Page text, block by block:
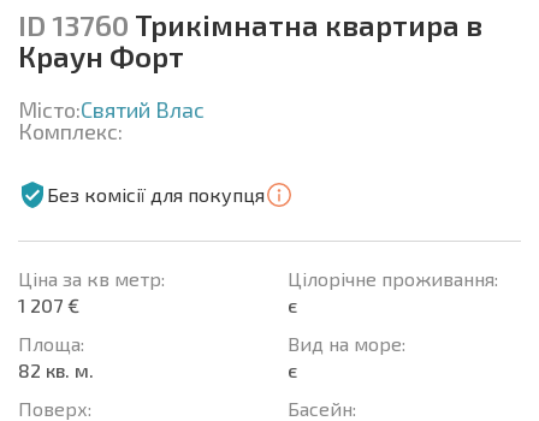
ID 13760 Трикімнатна квартира в
Краун Форт
Місто:Святий Влас
Комплекс:
Без комісії для покупця
Ціна за кв метр:
1 207 €
Площа:
82 кв. м.
Поверх:
Цілорічне проживання:
є
Вид на море:
є
Баcейн: